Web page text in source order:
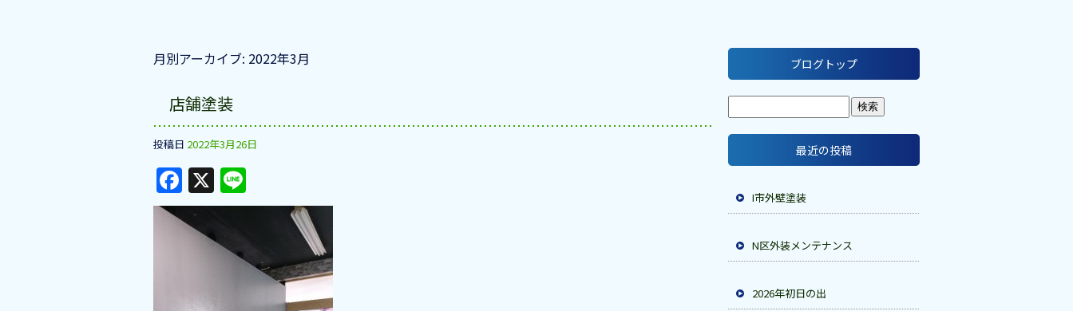
月別アーカイブ: 2022年3月
店舗塗装
投稿日 2022年3月26日
F
a
c
X
n
ブログトップ
最近の投稿
I市外壁塗装
N区外装メンテナンス
2026年初日の出